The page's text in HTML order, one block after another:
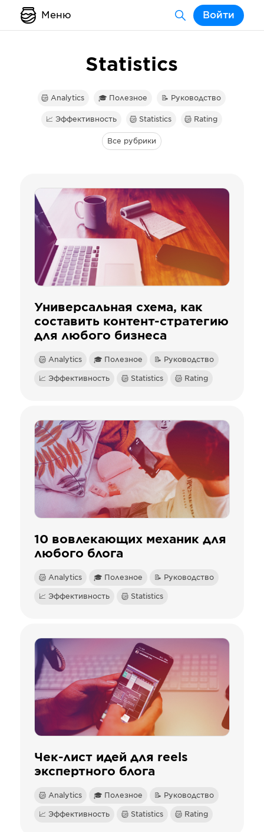
Меню Войти
Statistics
Analytics 🎓 Полезное 📝 Руководство
📈 Эффективность Statistics Rating
Все рубрики
Универсальная схема, как
составить контент-стратегию
для любого бизнеса
Analytics 🎓 Полезное 📝 Руководство
📈 Эффективность Statistics Rating
10 вовлекающих механик для
любого блога
Analytics 🎓 Полезное 📝 Руководство
📈 Эффективность Statistics
Чек-лист идей для reels
экспертного блога
Analytics 🎓 Полезное 📝 Руководство
📈 Эффективность Statistics Rating